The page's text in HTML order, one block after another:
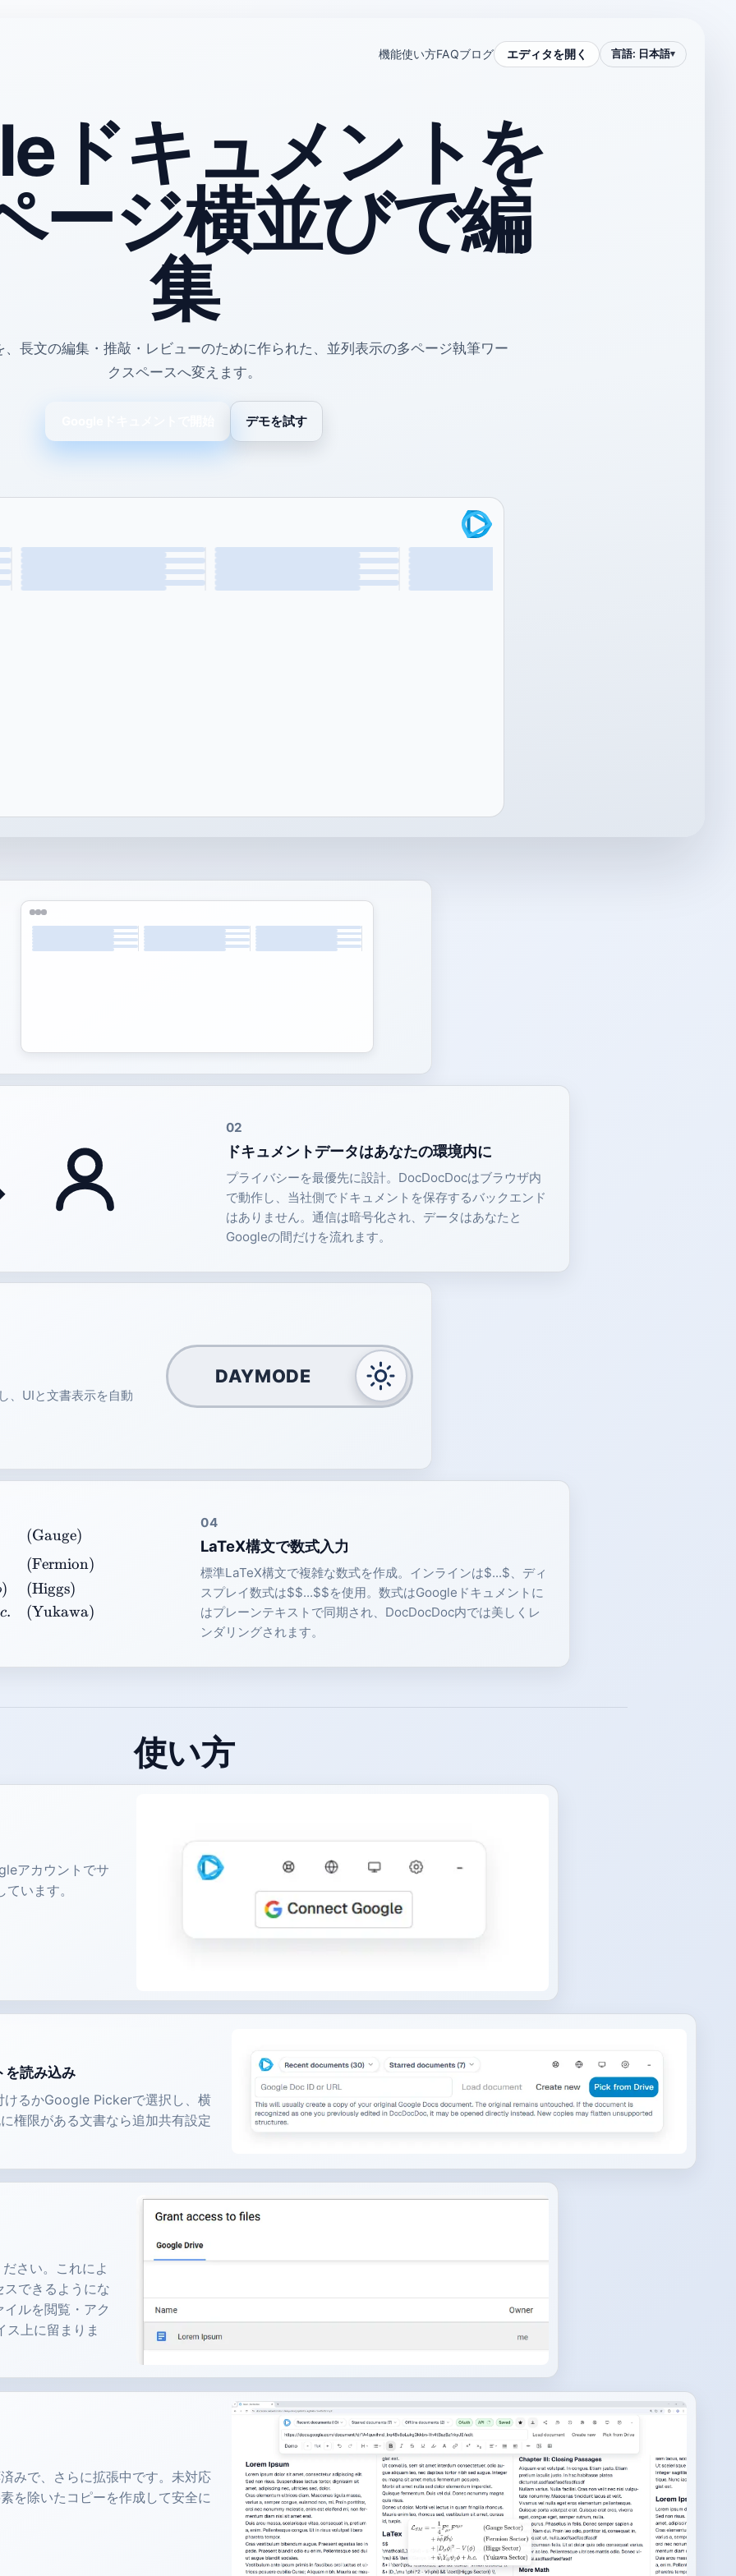
機能使い方FAQブログ エディタを開く 言語: 日本語
ドキュメントを
ージ横並びで編
集
長文の編集・推敲・レビューのために作られた、並列表示の多ページ執筆ワー
クスペースへ変えます。
デモを試す
02
ドキュメントデータはあなたの環境内に
プライバシーを最優先に設計。DocDocDocはブラウザ内
で動作し、当社側でドキュメントを保存するバックエンド
はありません。通信は暗号化され、データはあなたと
Googleの間だけを流れます。
、UIと文書表示を自動
DAYMODE
04
LaTeX構文で数式入力
標準LaTeX構文で複雑な数式を作成。インラインは$...$、ディ
スプレイ数式は$$...$$を使用。数式はGoogleドキュメントに
はプレーンテキストで同期され、DocDocDoc内では美しくレ
ンダリングされます。
\mathcal{L}_{SM} = & -\frac{1}{4} F_{\mu\nu}^a F^{a\mu\nu} && \text{(Gauge)}
)
c.
(Gauge)
(Fermion)
(Higgs)
(Yukawa)
使い方
アカウントでサ
います。
読み込み
けるかGoogle Pickerで選択し、横
権限がある文書なら追加共有設定
さい。これによ
できるようにな
ルを閲覧・アク
ス上に留まりま
みで、さらに拡張中です。未対応
を除いたコピーを作成して安全に